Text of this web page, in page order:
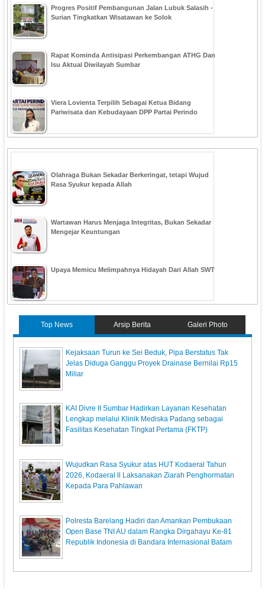
Progres Positif Pembangunan Jalan Lubuk Salasih -
Surian Tingkatkan Wisatawan ke Solok
Rapat Kominda Antisipasi Perkembangan ATHG Dan
Isu Aktual Diwilayah Sumbar
Viera Lovienta Terpilih Sebagai Ketua Bidang
Pariwisata dan Kebudayaan DPP Partai Perindo
Olahraga Bukan Sekadar Berkeringat, tetapi Wujud
Rasa Syukur kepada Allah
Wartawan Harus Menjaga Integritas, Bukan Sekadar
Mengejar Keuntungan
Upaya Memicu Melimpahnya Hidayah Dari Allah SWT
Top News Arsip Berita Galeri Photo
Kejaksaan Turun ke Sei Beduk, Pipa Berstatus Tak
Jelas Diduga Ganggu Proyek Drainase Bernilai Rp15
Miliar
KAI Divre II Sumbar Hadirkan Layanan Kesehatan
Lengkap melalui Klinik Mediska Padang sebagai
Fasilitas Kesehatan Tingkat Pertama (FKTP)
Wujudkan Rasa Syukur atas HUT Kodaeral Tahun
2026, Kodaeral ll Laksanakan Ziarah Penghormatan
Kepada Para Pahlawan
Polresta Barelang Hadiri dan Amankan Pembukaan
Open Base TNI AU dalam Rangka Dirgahayu Ke-81
Republik Indonesia di Bandara Internasional Batam